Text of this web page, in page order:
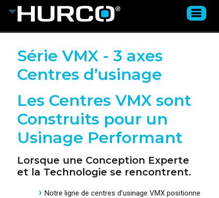
Série VMX - 3 axes
Centres d’usinage
Les Centres VMX sont
Construits pour un
Usinage Performant
Lorsque une Conception Experte
et la Technologie se rencontrent.
Notre ligne de centres d’usinage VMX positionne